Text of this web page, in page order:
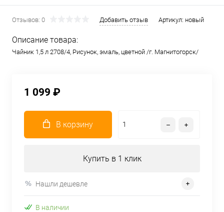
Отзывов: 0 Добавить отзыв Артикул: новый
Описание товара:
Чайник 1,5 л 2708/4, Рисунок, эмаль, цветной /г. Магнитогорск/
1 099 ₽
В корзину
Купить в 1 клик
Нашли дешевле
В наличии